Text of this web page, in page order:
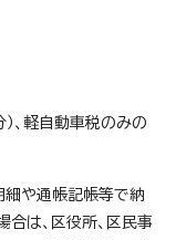
）、軽自動車税のみの
細や通帳記帳等で納
合は、区役所、区民事